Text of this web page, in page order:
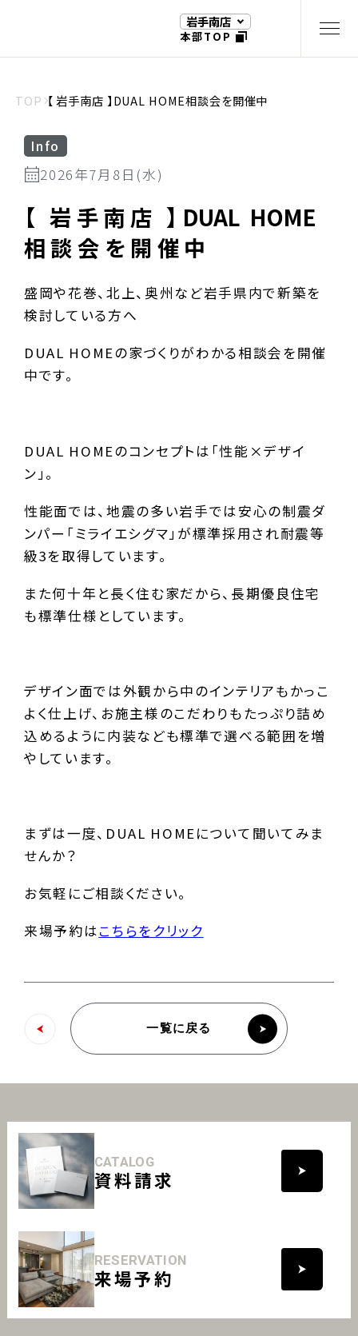
岩手南店
本部TOP
TOP 【 岩手南店 】DUAL HOME相談会を開催中
Info
2026年7月8日(水)
【 岩手南店 】 DUAL HOME
相談会を開催中
盛岡や花巻、北上、奥州など岩手県内で新築を
検討している方へ
DUAL HOMEの家づくりがわかる相談会を開催
中です。
DUAL HOMEのコンセプトは「性能×デザイ
ン」。
性能面では、地震の多い岩手では安心の制震ダ
ンパー「ミライエシグマ」が標準採用され耐震等
級3を取得しています。
また何十年と長く住む家だから、長期優良住宅
も標準仕様としています。
デザイン面では外観から中のインテリアもかっこ
よく仕上げ、お施主様のこだわりもたっぷり詰め
込めるように内装なども標準で選べる範囲を増
やしています。
まずは一度、DUAL HOMEについて聞いてみま
せんか？
お気軽にご相談ください。
来場予約はこちらをクリック
一覧に戻る
CATALOG
資料請求
RESERVATION
来場予約